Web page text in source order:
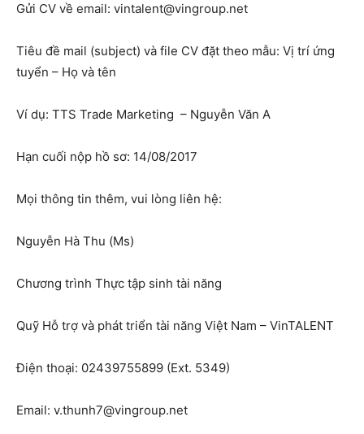
Gửi CV về email: vintalent@vingroup.net
Tiêu đề mail (subject) và file CV đặt theo mẫu: Vị trí ứng
tuyển – Họ và tên
Ví dụ: TTS Trade Marketing – Nguyễn Văn A
Hạn cuối nộp hồ sơ: 14/08/2017
Mọi thông tin thêm, vui lòng liên hệ:
Nguyễn Hà Thu (Ms)
Chương trình Thực tập sinh tài năng
Quỹ Hỗ trợ và phát triển tài năng Việt Nam – VinTALENT
Điện thoại: 02439755899 (Ext. 5349)
Email: v.thunh7@vingroup.net